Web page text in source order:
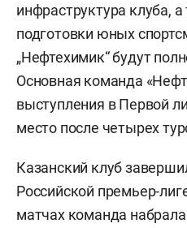
инфраструктура клуба,
подготовки юных
„Нефтехимик“ будут
Основная команда
выступления в Первой
место после четырех
Казанский клуб
Российской премьер-
матчах команда